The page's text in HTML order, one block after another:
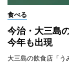
食べる
今治・大三島
今年も出現
大三島の飲食店「う